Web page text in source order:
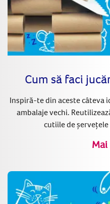
Cum să faci
Inspiră-te din aceste câteva
ambalaje vechi.
cutiile de